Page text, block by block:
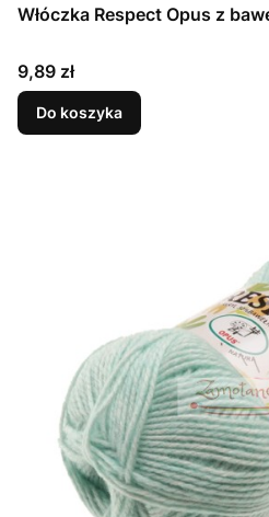
Włóczka Respect Opus z
Cena
9,89 zł
Do koszyka